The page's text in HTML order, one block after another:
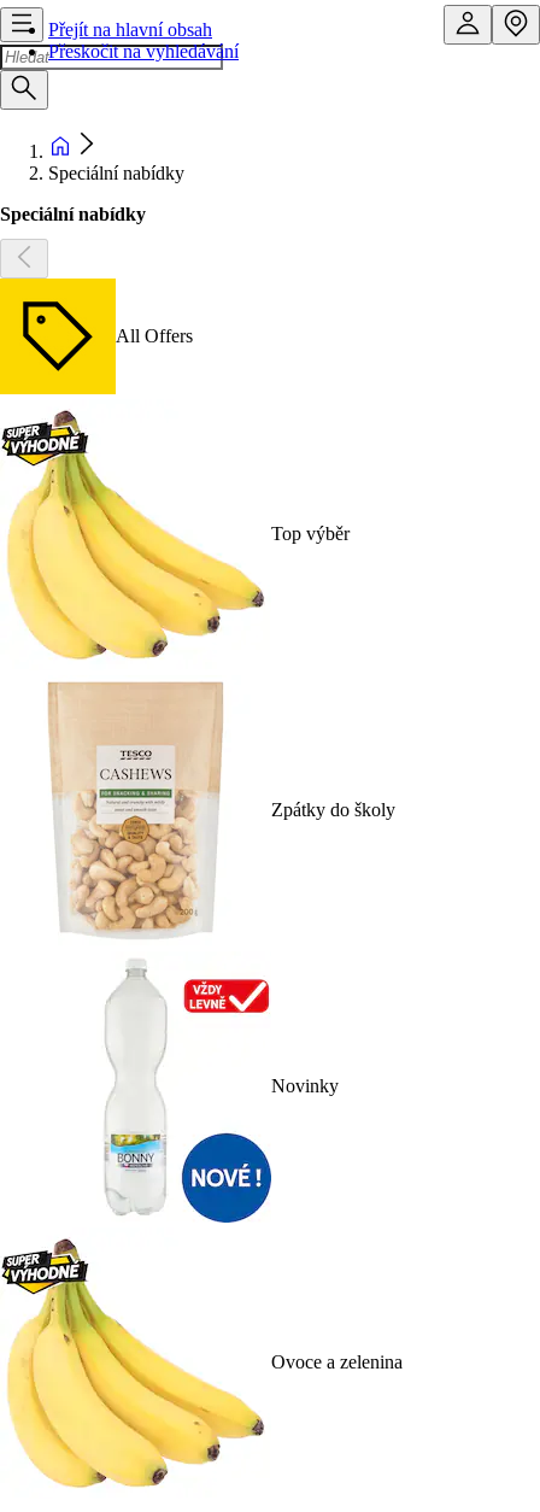
Přejít na hlavní obsah
Přeskočit na vyhledávání
Speciální nabídky
Speciální nabídky
All Offers
Top výběr
Zpátky do školy
Novinky
Ovoce a zelenina